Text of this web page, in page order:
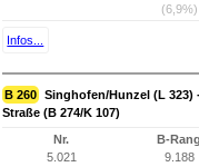
(6,9%)
Infos...
B 260 Singhofen/Hunzel (L
Straße (B 274/K 107)
Nr.
5.021
B-Rang
9.188